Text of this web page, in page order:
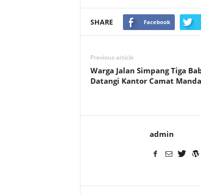
SHARE Facebook
Previous article
Warga Jalan Simpang Tiga
Datangi Kantor Camat
admin